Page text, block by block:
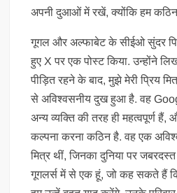
अपनी दुआओं में रखें, क्योंकि हम
गूगल और अल्फाबेट के सीईओ सुंदर
हुए X पर एक पोस्ट किया. उन्होंने
पीड़ित रहने के बाद, मुझे मेरी प्रिय
से अविश्वसनीय दुख हुआ है. वह
अन्य व्यक्ति की तरह ही महत्वपूर्ण हैं,
कल्पना करना कठिन है. वह एक
मित्र थीं, जिनका दुनिया पर
गूगलर्स में से एक हूं, जो कह सकते हैं